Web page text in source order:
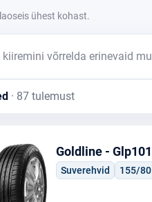
ühest kohast.
võrrelda erinevaid
· 87 tulemust
Goldline -
Suverehvid 155/